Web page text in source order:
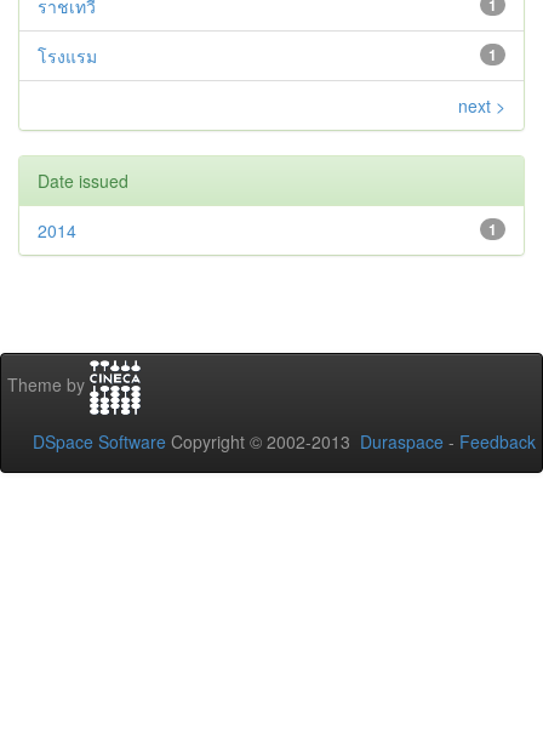
1
ราชเทวี
1
โรงแรม
next >
Date issued
1
2014
Theme by
DSpace Software Copyright © 2002-2013 Duraspace - Feedback